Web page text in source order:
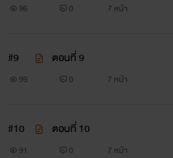
96 0 7 หน้า
#9 ตอนที่ 9
99 0 7 หน้า
#10 ตอนที่ 10
91 0 7 หน้า